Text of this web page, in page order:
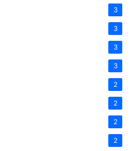
3
3
3
3
2
2
2
2